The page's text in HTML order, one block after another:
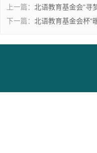
上一篇： 北语教育基金会“寻
下一篇： 北语教育基金会杯“